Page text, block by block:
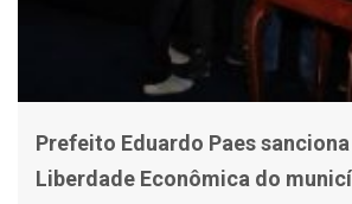
Prefeito Eduardo Paes
Liberdade Econômica do